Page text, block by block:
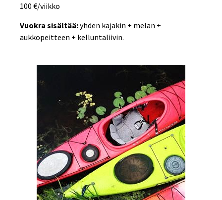
100 €/viikko
Vuokra sisältää:yhden kajakin + melan +
aukkopeitteen + kelluntaliivin.